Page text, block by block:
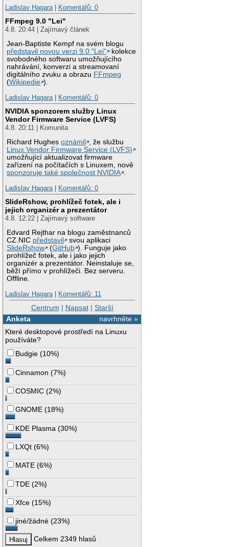
Ladislav Hagara| Komentářů: 0
FFmpeg 9.0 "Lei"
4.8. 20:44 | Zajímavý článek
Jean-Baptiste Kempf na svém blogu
představil novou verzi 9.0 "Lei"
kolekce
svobodného softwaru umožňujícího
nahrávání, konverzi a streamovaní
digitálního zvuku a obrazu FFmpeg
(Wikipedie ).
Ladislav Hagara| Komentářů: 0
NVIDIA sponzorem služby Linux
Vendor Firmware Service (LVFS)
4.8. 20:11 | Komunita
Richard Hughesoznámil
, že službu
Linux Vendor Firmware Service (LVFS)
umožňující aktualizovat firmware
zařízení na počítačích s Linuxem, nově
sponzoruje také společnost NVIDIA .
Ladislav Hagara| Komentářů: 0
SlideRshow, prohlížeč fotek, ale i
jejich organizér a prezentátor
4.8. 12:22 | Zajímavý software
Edvard Rejthar na blogu zaměstnanců
CZ.NIC představil
svou aplikaci
SlideRshow
(GitHub ). Funguje jako
prohlížeč fotek, ale i jako jejich
organizér a prezentátor. Neinstaluje se,
běží přímo v prohlížeči. Bez serveru.
Offline.
Ladislav Hagara| Komentářů: 11
Centrum | Napsat| Starší
navrhněte »
Anketa
Které desktopové prostředí na Linuxu
používáte?
Budgie (10%)
Cinnamon (7%)
COSMIC (2%)
GNOME (18%)
KDE Plasma (30%)
LXQt (6%)
MATE (6%)
TDE (2%)
Xfce (15%)
jiné/žádné (23%)
Celkem 2349 hlasů